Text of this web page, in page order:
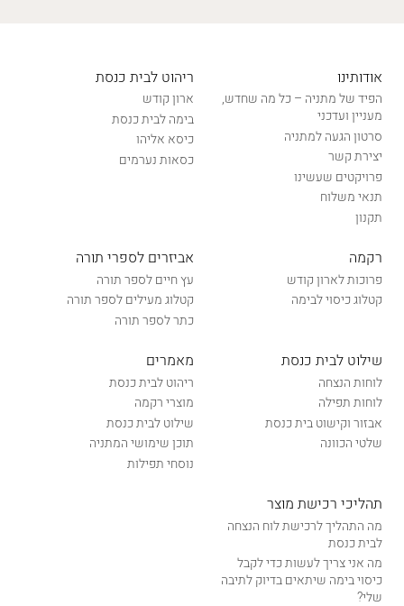
אודותינו
הפיד של מתניה – כל מה שחדש,
מעניין ועדכני
סרטון הגעה למתניה
יצירת קשר
פרויקטים שעשינו
תנאי משלוח
תקנון
ריהוט לבית כנסת
ארון קודש
בימה לבית כנסת
כיסא אליהו
כסאות נערמים
רקמה
פרוכות לארון קודש
קטלוג כיסוי לבימה
אביזרים לספרי תורה
עץ חיים לספר תורה
קטלוג מעילים לספר תורה
כתר לספר תורה
שילוט לבית כנסת
לוחות הנצחה
לוחות תפילה
אבזור וקישוט בית כנסת
שלטי הכוונה
מאמרים
ריהוט לבית כנסת
מוצרי רקמה
שילוט לבית כנסת
תוכן שימושי המתניה
נוסחי תפילות
תהליכי רכישת מוצר
מה התהליך לרכישת לוח הנצחה
לבית כנסת
מה אני צריך לעשות כדי לקבל
כיסוי בימה שיתאים בדיוק לתיבה
שלי?